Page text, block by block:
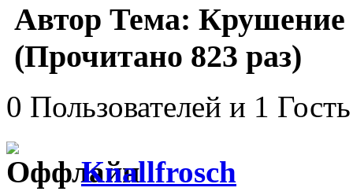
Автор Тема: Крушение
(Прочитано 823 раз)
0 Пользователей и 1
Knallfrosch